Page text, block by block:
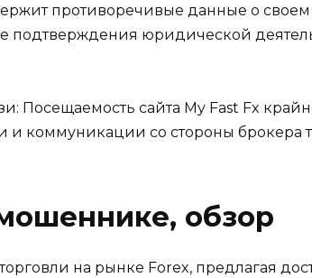
противоречивые данные о
подтверждения юридической
Посещаемость сайта My Fast Fx
и коммуникации со стороны брокера
обзор
на рынке Forex, предлагая